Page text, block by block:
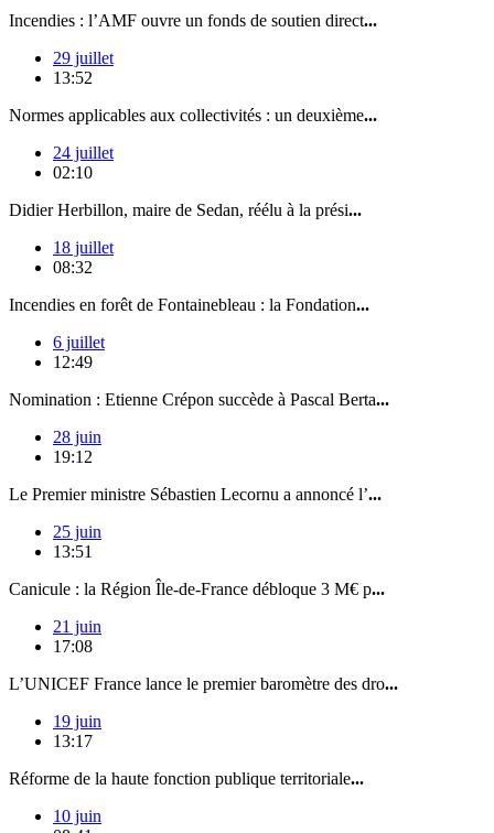
Incendies : l’AMF ouvre un fonds de soutien direct...
29 juillet
13:52
Normes applicables aux collectivités : un deuxième...
24 juillet
02:10
Didier Herbillon, maire de Sedan, réélu à la prési...
18 juillet
08:32
Incendies en forêt de Fontainebleau : la Fondation...
6 juillet
12:49
Nomination : Etienne Crépon succède à Pascal Berta...
28 juin
19:12
Le Premier ministre Sébastien Lecornu a annoncé l’...
25 juin
13:51
Canicule : la Région Île-de-France débloque 3 M€ p...
21 juin
17:08
L’UNICEF France lance le premier baromètre des dro...
19 juin
13:17
Réforme de la haute fonction publique territoriale...
10 juin